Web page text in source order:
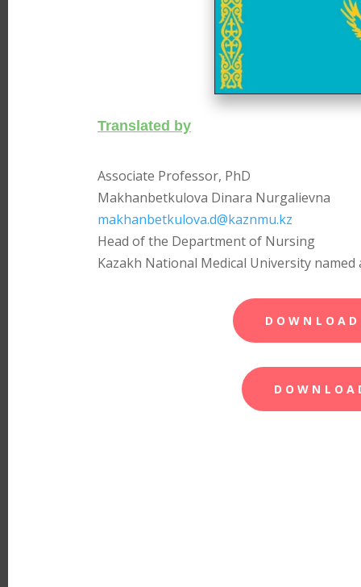
Translated by
Associate Professor, PhD
Makhanbetkulova Dinara Nurgalievna
makhanbetkulova.d@kaznmu.kz
Head of the Department of Nursing
Kazakh National Medical University